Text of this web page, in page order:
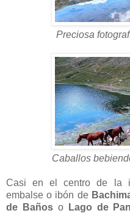
Preciosa
Caballos
Casi en el centro de la
embalse o ibón de
de Baños o Lago de